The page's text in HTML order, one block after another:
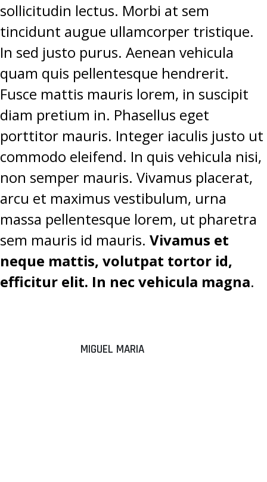
sollicitudin lectus. Morbi at sem
tincidunt augue ullamcorper tristique.
In sed justo purus. Aenean vehicula
quam quis pellentesque hendrerit.
Fusce mattis mauris lorem, in suscipit
diam pretium in. Phasellus eget
porttitor mauris. Integer iaculis justo ut
commodo eleifend. In quis vehicula nisi,
non semper mauris. Vivamus placerat,
arcu et maximus vestibulum, urna
massa pellentesque lorem, ut pharetra
sem mauris id mauris. Vivamus et
neque mattis, volutpat tortor id,
efficitur elit. In nec vehicula magna.
MIGUEL MARIA